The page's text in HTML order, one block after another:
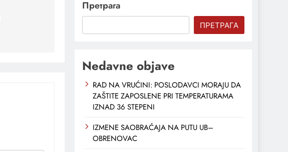
Претрага
ПРЕТРАГА
Nedavne objave
RAD NA VRUĆINI: POSLODAVCI MORAJU DA
ZAŠTITE ZAPOSLENE PRI TEMPERATURAMA
IZNAD 36 STEPENI
IZMENE SAOBRAĆAJA NA PUTU UB–
OBRENOVAC